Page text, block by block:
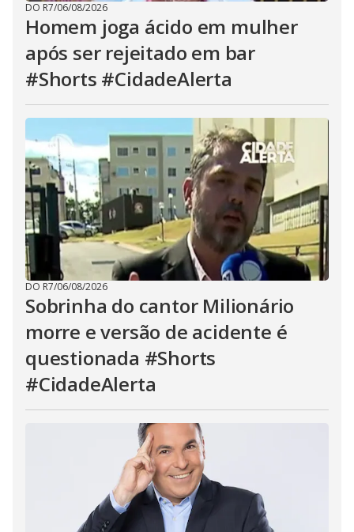
DO R7/06/08/2026
Homem joga ácido em mulher
após ser rejeitado em bar
#Shorts #CidadeAlerta
DO R7/06/08/2026
Sobrinha do cantor Milionário
morre e versão de acidente é
questionada #Shorts
#CidadeAlerta